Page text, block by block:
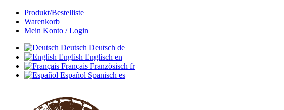
Produkt/Bestelliste
Warenkorb
Mein Konto / Login
Deutsch Deutsch de
English Englisch en
Français Französisch fr
Español Spanisch es